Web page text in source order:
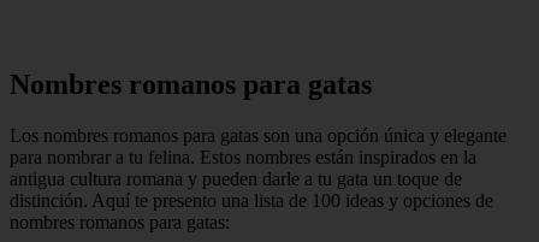
Nombres romanos para gatas
Los nombres romanos para gatas son una opción única y elegante
para nombrar a tu felina. Estos nombres están inspirados en la
antigua cultura romana y pueden darle a tu gata un toque de
distinción. Aquí te presento una lista de 100 ideas y opciones de
nombres romanos para gatas: